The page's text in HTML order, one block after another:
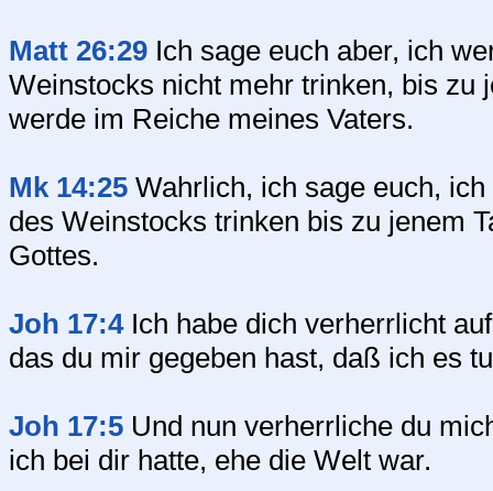
Matt 26:29 Ich sage euch aber, ich
Weinstocks nicht mehr trinken, bis zu
werde im Reiche meines Vaters.
Mk 14:25 Wahrlich, ich sage euch,
des Weinstocks trinken bis zu jenem
Gottes.
Joh 17:4Ich habe dich verherrlicht
das du mir gegeben hast, daß ich es
Joh 17:5 Und nun verherrliche du
ich bei dir hatte, ehe die Welt war.